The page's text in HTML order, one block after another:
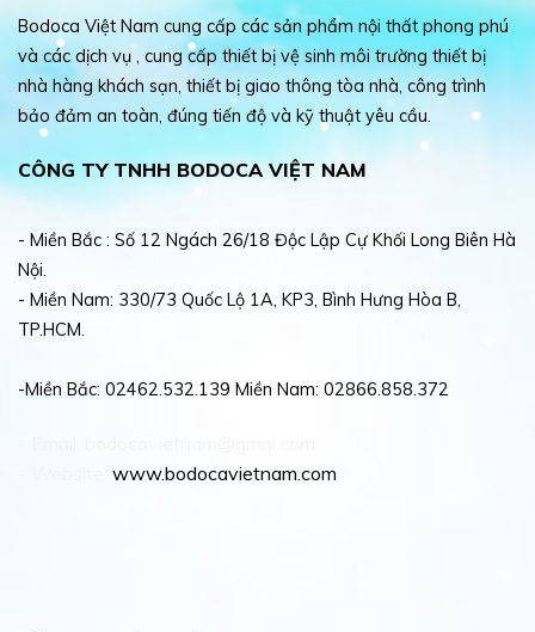
Bodoca Việt Nam cung cấp các sản phẩm nội thất phong phú
và các dịch vụ , cung cấp thiết bị vệ sinh môi trường thiết bị
nhà hàng khách sạn, thiết bị giao thông tòa nhà, công trình
bảo đảm an toàn, đúng tiến độ và kỹ thuật yêu cầu.
CÔNG TY TNHH BODOCA VIỆT NAM
- Miền Bắc : Số 12 Ngách 26/18 Độc Lập Cự Khối Long Biên Hà
Nội.
- Miền Nam: 330/73 Quốc Lộ 1A, KP3, Bình Hưng Hòa B,
TP.HCM.
-Miền Bắc: 02462.532.139 Miền Nam: 02866.858.372
www.bodocavietnam.com